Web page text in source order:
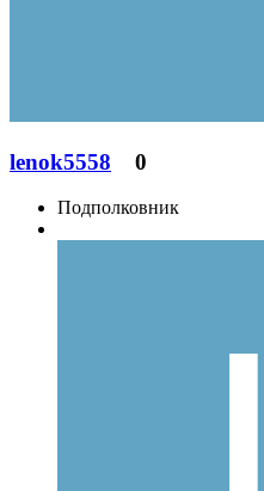
lenok5558 0
Подполковник